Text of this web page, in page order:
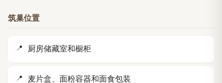
筑巢位置
厨房储藏室和橱柜
麦片盒、面粉容器和面食包装